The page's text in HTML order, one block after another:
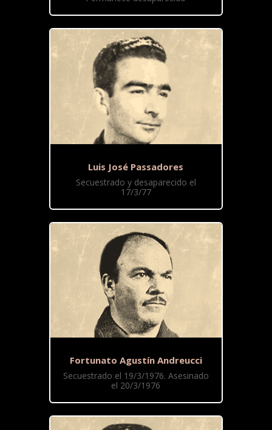
Luis José Passadores
Secuestrado y desaparecido el
17/3/77
Fortunato Agustín Andreucci
Secuestrado el 19/3/1976. Asesinado
el 20/3/1976